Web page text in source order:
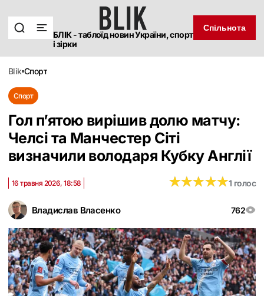
БЛІК - таблоїд новин України, спорт
і зірки
Спільнота
blik спорт
Спорт
Гол п’ятою вирішив долю матчу:
Челсі та Манчестер Сіті
визначили володаря Кубку Англії
Владислав Власенко 762
16 травня 2026, 18:58 ★★★★★
★★★★★1 голос